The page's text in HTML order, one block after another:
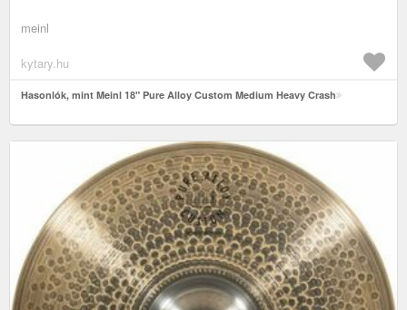
meinl
kytary.hu
Hasonlók, mint Meinl 18" Pure Alloy Custom Medium Heavy Crash